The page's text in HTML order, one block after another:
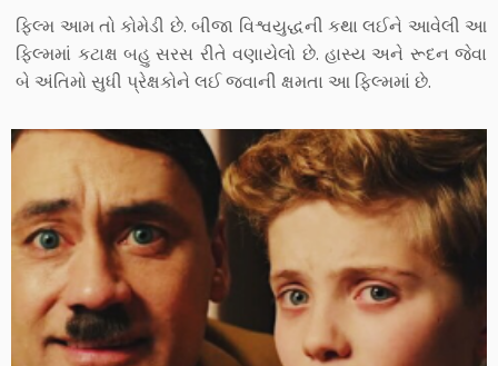
ફિલ્મ આમ તો કોમેડી છે. બીજા વિશ્વયુદ્ધની કથા લઈને આવેલી આ
ફિલ્મમાં કટાક્ષ બહુ સરસ રીતે વણાયેલો છે. હાસ્ય અને રૂદન જેવા
બે અંતિમો સુધી પ્રેક્ષકોને લઈ જવાની ક્ષમતા આ ફિલ્મમાં છે.